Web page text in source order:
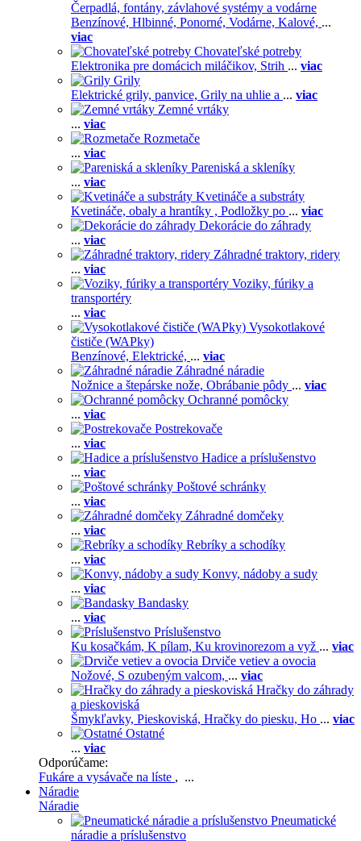
Čerpadlá, fontány, závlahové systémy a vodárne
Benzínové, Hlbinné, Ponorné, Vodárne, Kalové, ...
viac
Chovateľské potreby
Elektronika pre domácich miláčikov, Strih ... viac
Grily
Elektrické grily, panvice, Grily na uhlie a ... viac
Zemné vrtáky
... viac
Rozmetače
... viac
Pareniská a skleníky
... viac
Kvetináče a substráty
Kvetináče, obaly a hrantíky , Podložky po ... viac
Dekorácie do záhrady
... viac
Záhradné traktory, ridery
... viac
Voziky, fúriky a
transportéry
... viac
Vysokotlakové
čističe (WAPky)
Benzínové, Elektrické, ... viac
Záhradné náradie
Nožnice a štepárske nože, Obrábanie pôdy ... viac
Ochranné pomôcky
... viac
Postrekovače
... viac
Hadice a príslušenstvo
... viac
Poštové schránky
... viac
Záhradné domčeky
... viac
Rebríky a schodíky
... viac
Konvy, nádoby a sudy
... viac
Bandasky
... viac
Príslušenstvo
Ku kosačkám, K pílam, Ku krovinorezom a vyž ... viac
Drviče vetiev a ovocia
Nožové, S ozubeným valcom, ... viac
Hračky do záhrady
a pieskoviská
Šmykľavky, Pieskoviská, Hračky do piesku, Ho ... viac
Ostatné
... viac
Odporúčame:
Fukáre a vysávače na líste , ...
Náradie
Náradie
Pneumatické
náradie a príslušenstvo